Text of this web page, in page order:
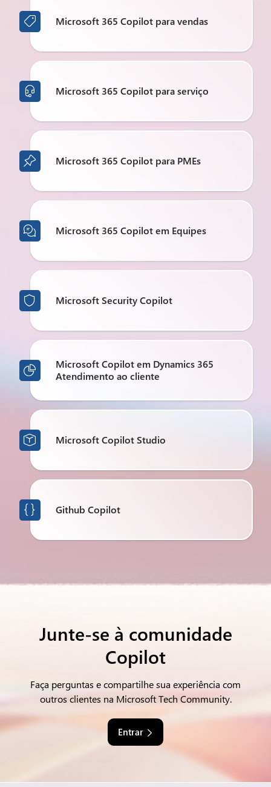
 Microsoft 365 Copilot para vendas
 Microsoft 365 Copilot para serviço
 Microsoft 365 Copilot para PMEs
 Microsoft 365 Copilot em Equipes
 Microsoft Security Copilot

Microsoft Copilot em Dynamics 365
Atendimento ao cliente
 Microsoft Copilot Studio
 Github Copilot
Junte-se à comunidade
Copilot
Faça perguntas e compartilhe sua experiência com
outros clientes na Microsoft Tech Community.
Entrar